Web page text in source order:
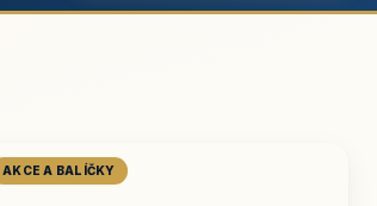
AKCE A BALÍČKY